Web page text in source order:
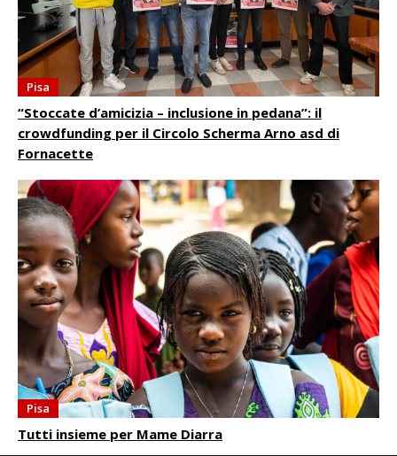
Pisa
“Stoccate d’amicizia – inclusione in pedana”: il
crowdfunding per il Circolo Scherma Arno asd di
Fornacette
Pisa
Tutti insieme per Mame Diarra